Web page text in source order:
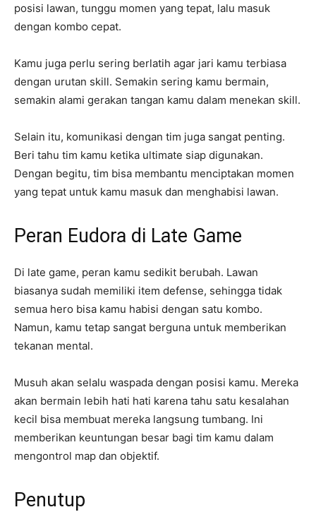
posisi lawan, tunggu momen yang tepat, lalu masuk
dengan kombo cepat.
Kamu juga perlu sering berlatih agar jari kamu terbiasa
dengan urutan skill. Semakin sering kamu bermain,
semakin alami gerakan tangan kamu dalam menekan skill.
Selain itu, komunikasi dengan tim juga sangat penting.
Beri tahu tim kamu ketika ultimate siap digunakan.
Dengan begitu, tim bisa membantu menciptakan momen
yang tepat untuk kamu masuk dan menghabisi lawan.
Peran Eudora di Late Game
Di late game, peran kamu sedikit berubah. Lawan
biasanya sudah memiliki item defense, sehingga tidak
semua hero bisa kamu habisi dengan satu kombo.
Namun, kamu tetap sangat berguna untuk memberikan
tekanan mental.
Musuh akan selalu waspada dengan posisi kamu. Mereka
akan bermain lebih hati hati karena tahu satu kesalahan
kecil bisa membuat mereka langsung tumbang. Ini
memberikan keuntungan besar bagi tim kamu dalam
mengontrol map dan objektif.
Penutup